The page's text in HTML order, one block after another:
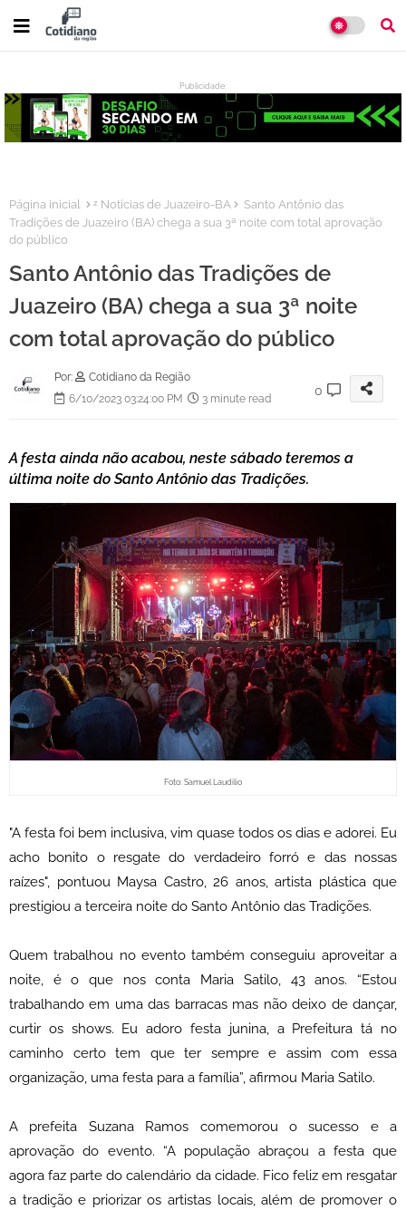
Publicidade:
:
Página inicial ᶻ Notícias de Juazeiro-BA
Santo Antônio das
Tradições de Juazeiro (BA) chega a sua 3ª noite com total aprovação
do público
Santo Antônio das Tradições de
Juazeiro (BA) chega a sua 3ª noite
com total aprovação do público
Por:
Cotidiano da Região
6/10/2023 03:24:00 PM
3 minute read
0
A festa ainda não acabou, neste sábado teremos a
última noite do Santo Antônio das Tradições.
Foto: Samuel Laudilio
"A festa foi bem inclusiva, vim quase todos os dias e adorei. Eu
acho bonito o resgate do verdadeiro forró e das nossas
raízes", pontuou Maysa Castro, 26 anos, artista plástica que
prestigiou a terceira noite do Santo Antônio das Tradições.
Quem trabalhou no evento também conseguiu aproveitar a
noite, é o que nos conta Maria Satilo, 43 anos. “Estou
trabalhando em uma das barracas mas não deixo de dançar,
curtir os shows. Eu adoro festa junina, a Prefeitura tá no
caminho certo tem que ter sempre e assim com essa
organização, uma festa para a família”, afirmou Maria Satilo.
A prefeita Suzana Ramos comemorou o sucesso e a
aprovação do evento. “A população abraçou a festa que
agora faz parte do calendário da cidade. Fico feliz em resgatar
a tradição e priorizar os artistas locais, além de promover o